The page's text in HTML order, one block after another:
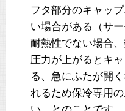
フタ部分のキャッ
い場合がある（サ
耐熱性でない場合
圧力が上がるとキ
る、急にふたが開
れるため保冷専用